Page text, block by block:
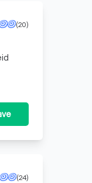
(20)
(24)